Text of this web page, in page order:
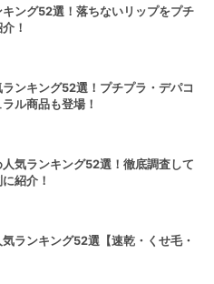
ング52選！落ちないリップをプチ
！
ンキング52選！プチプラ・デパコ
ル商品も登場！
気ランキング52選！徹底調査して
紹介！
ランキング52選【速乾・くせ毛・